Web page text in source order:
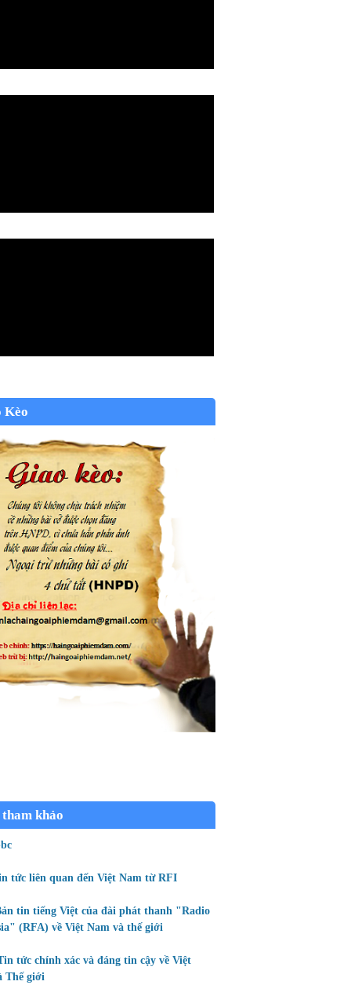
Kèo
tham khảo
tức liên quan đến Việt Nam từ RFI
tin tiếng Việt của đài phát thanh "Radio
(RFA) về Việt Nam và thế giới
tức chính xác và đáng tin cậy về Việt
Thế giới